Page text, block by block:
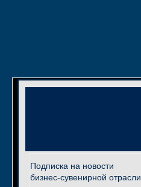
Подписка на новости
бизнес-сувенирной отрасли